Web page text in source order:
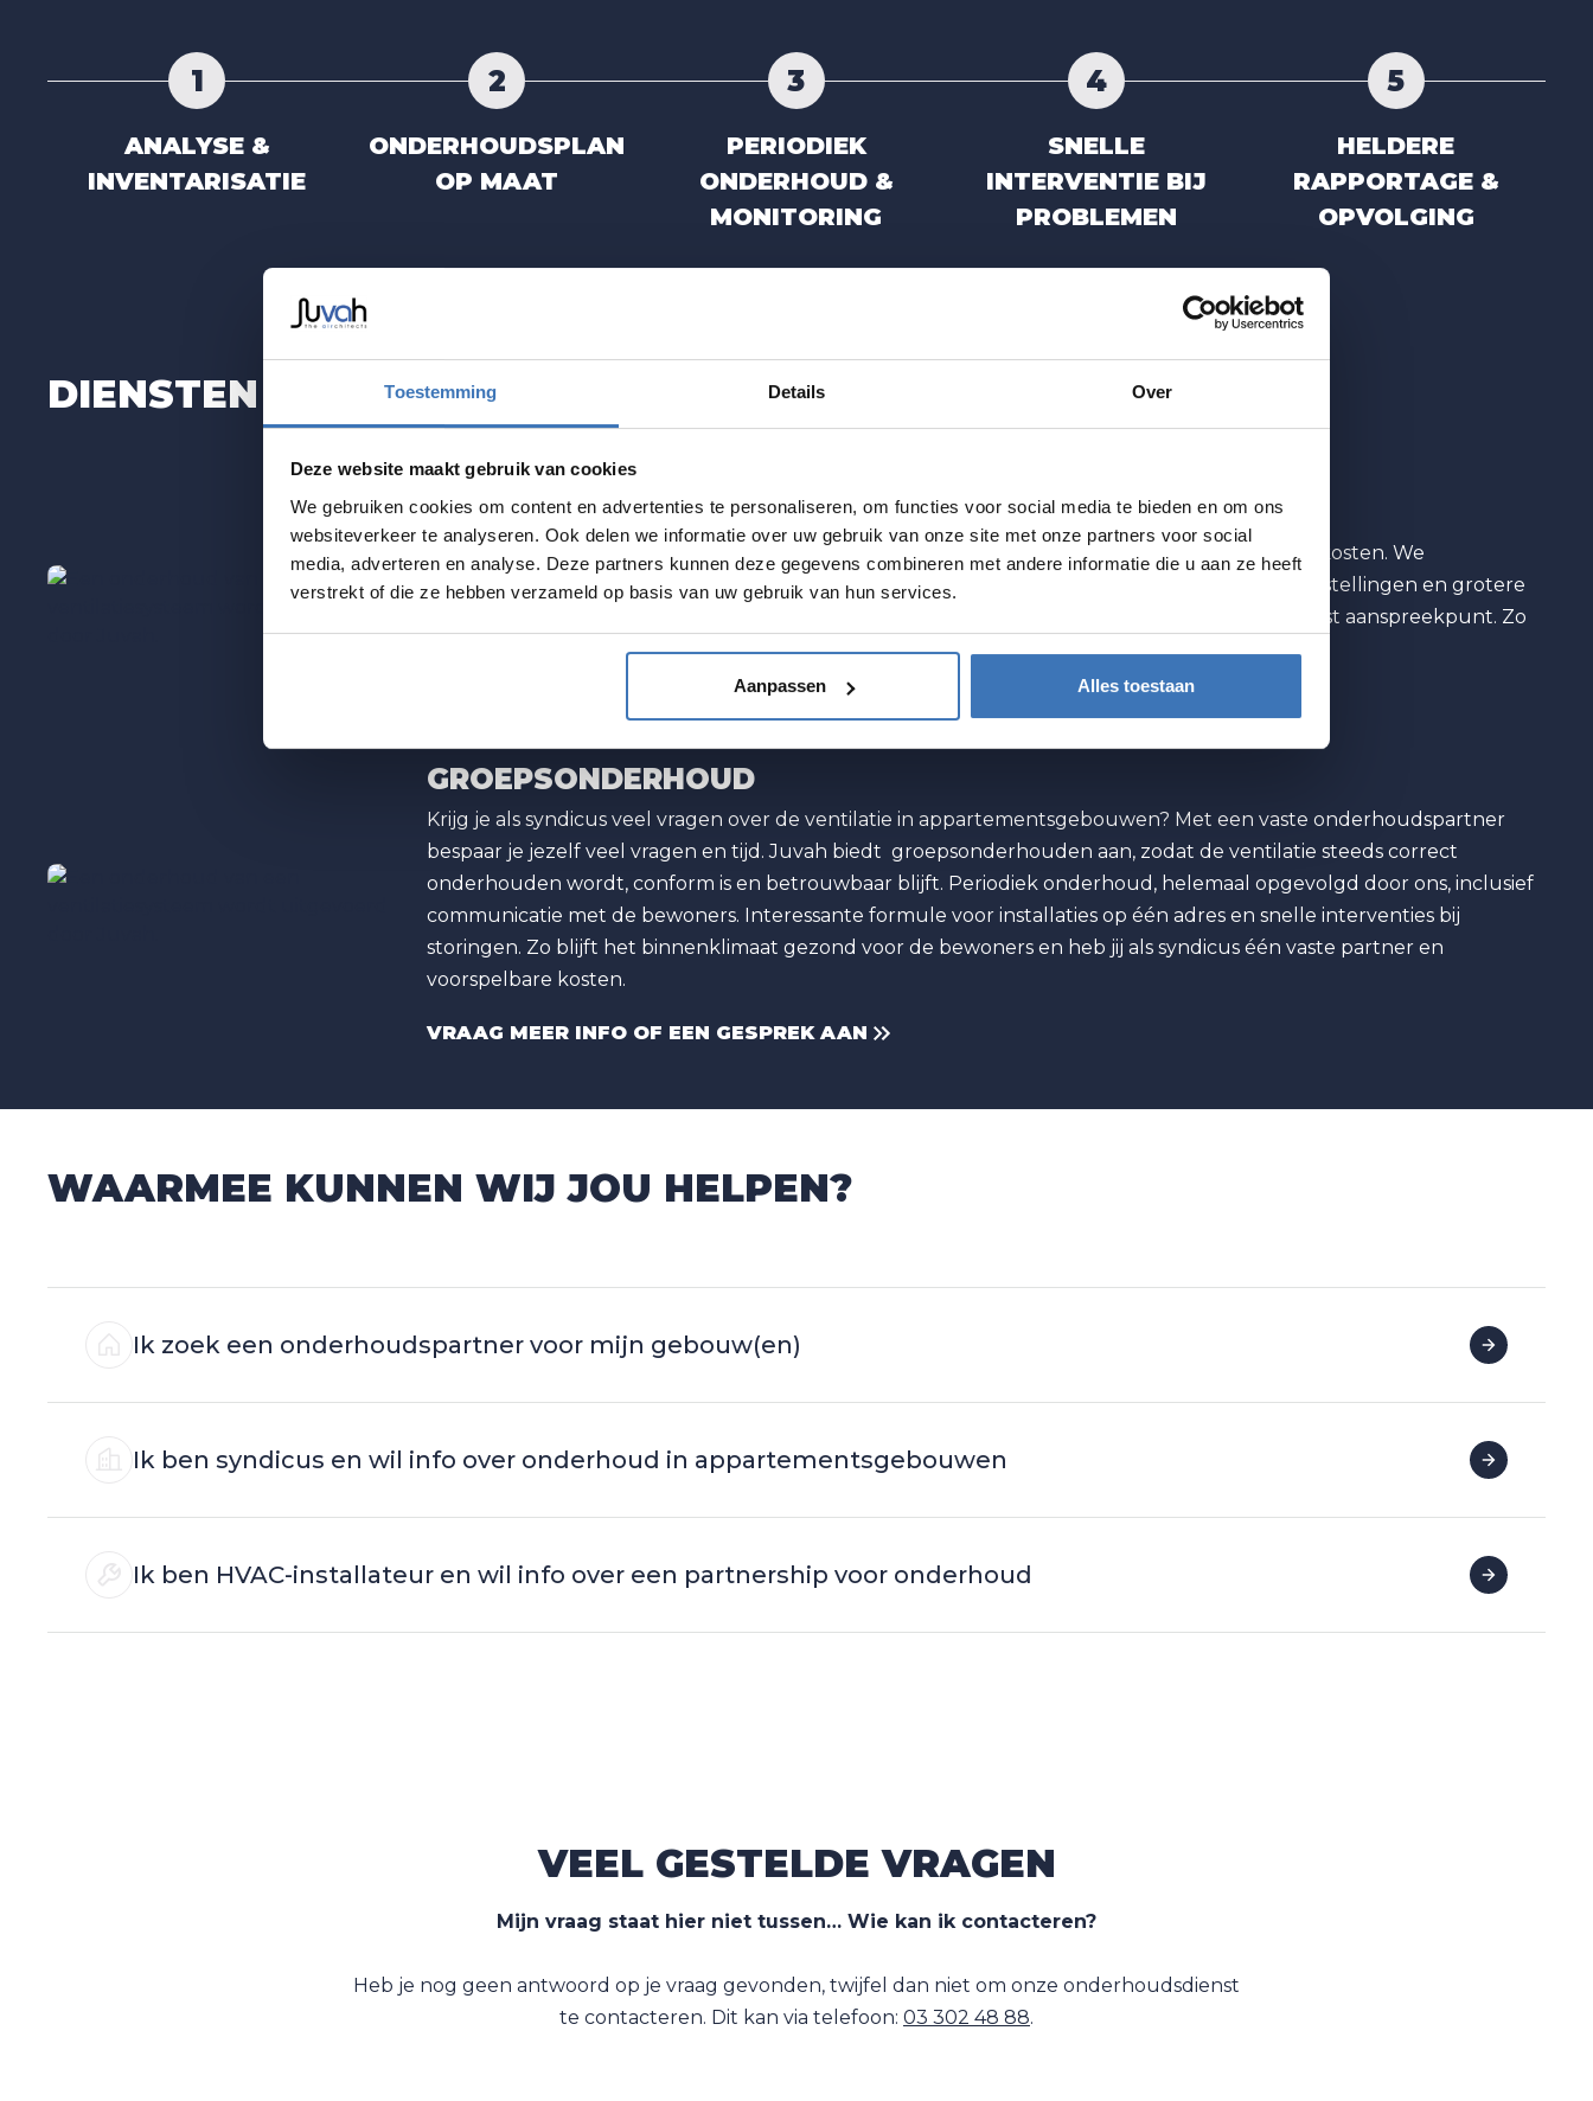
Toestemming Details Over
Deze website maakt gebruik van cookies
We gebruiken cookies om content en advertenties te personaliseren, om functies voor social media te bieden en om ons
websiteverkeer te analyseren. Ook delen we informatie over uw gebruik van onze site met onze partners voor social
media, adverteren en analyse. Deze partners kunnen deze gegevens combineren met andere informatie die u aan ze heeft
verstrekt of die ze hebben verzameld op basis van uw gebruik van hun services.
Aanpassen Alles toestaan
1
ANALYSE &
INVENTARISATIE
2
ONDERHOUDSPLAN
OP MAAT
3
PERIODIEK
ONDERHOUD &
MONITORING
4
SNELLE
INTERVENTIE BIJ
PROBLEMEN
5
HELDERE
RAPPORTAGE &
OPVOLGING
DIENSTEN
SERVICECONTRACTEN
Je wil installaties die betrouwbaar draaien, voldoen aan de regelgeving en voorspelbaar zijn in kosten. We
ondersteunen facility managers en gebouwbeheerders in kantoren, bedrijfsgebouwen, zorginstellingen en grotere
gebouwen met preventief en curatief ventilatie-onderhoud, duidelijke rapportering en één vast aanspreekpunt. Zo
hou je controle over de installatie, het risico en budget.
GROEPSONDERHOUD
Krijg je als syndicus veel vragen over de ventilatie in appartementsgebouwen? Met een vaste onderhoudspartner
bespaar je jezelf veel vragen en tijd. Juvah biedt groepsonderhouden aan, zodat de ventilatie steeds correct
onderhouden wordt, conform is en betrouwbaar blijft. Periodiek onderhoud, helemaal opgevolgd door ons, inclusief
communicatie met de bewoners. Interessante formule voor installaties op één adres en snelle interventies bij
storingen. Zo blijft het binnenklimaat gezond voor de bewoners en heb jij als syndicus één vaste partner en
voorspelbare kosten.
VRAAG MEER INFO OF EEN GESPREK AAN
WAARMEE KUNNEN WIJ JOU HELPEN?
Ik zoek een onderhoudspartner voor mijn gebouw(en)
Ik ben syndicus en wil info over onderhoud in appartementsgebouwen
Ik ben HVAC-installateur en wil info over een partnership voor onderhoud
VEEL GESTELDE VRAGEN
Mijn vraag staat hier niet tussen… Wie kan ik contacteren?
Heb je nog geen antwoord op je vraag gevonden, twijfel dan niet om onze onderhoudsdienst
te contacteren. Dit kan via telefoon: 03 302 48 88.